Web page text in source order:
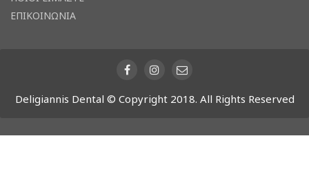
ΕΠΙΚΟΙΝΩΝΙΑ
Deligiannis Dental © Copyright 2018. All Rights Reserved